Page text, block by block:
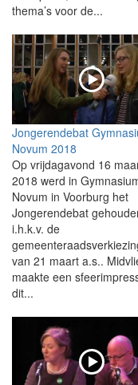
thema’s voor de...
Jongerendebat
Novum 2018
Op vrijdagavond 16
2018 werd in
Novum in Voorburg het
Jongerendebat
i.h.k.v. de
van 21 maart a.s..
maakte een
dit...